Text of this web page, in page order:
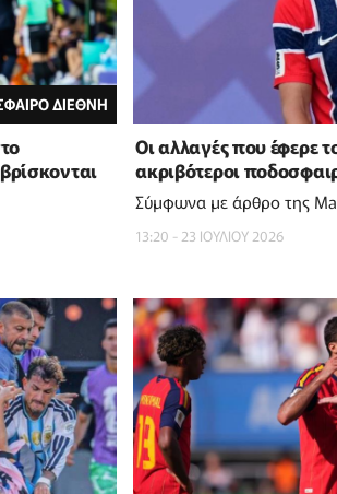
ΔΙΕΘΝΗ
Οι αλλαγές που έφερε
ακριβότεροι
Σύμφωνα με άρθρο της
13:20 - 23 ΙΟΥΛΙΟΥ 2026